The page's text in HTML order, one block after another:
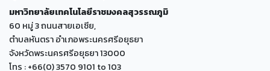
มหาวิทยาลัยเทคโนโลยีราชมงคลสุวรรณภูมิ
60 หมู่ 3 ถนนสายเอเซีย,
ตำบลหันตรา อำเภอพระนครศรีอยุธยา
จังหวัดพระนครศรีอยุธยา 13000
โทร : +66(0) 3570 9101 to 103